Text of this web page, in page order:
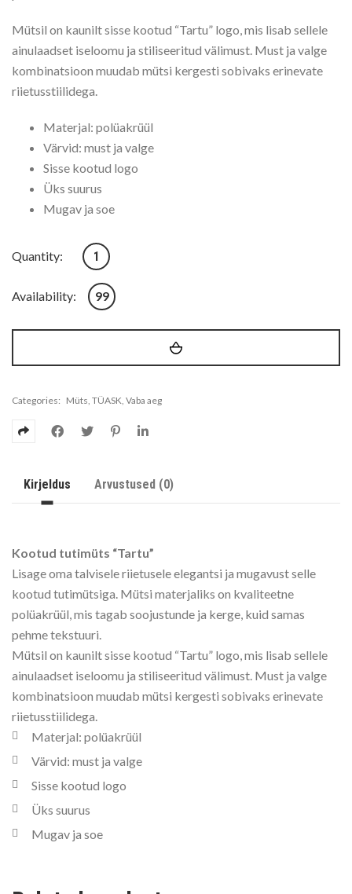
Mütsil on kaunilt sisse kootud “Tartu” logo, mis lisab sellele
ainulaadset iseloomu ja stiliseeritud välimust. Must ja valge
kombinatsioon muudab mütsi kergesti sobivaks erinevate
riietusstiilidega.
Materjal: polüakrüül
Värvid: must ja valge
Sisse kootud logo
Üks suurus
Mugav ja soe
Quantity: Tutimüts "Tartu" kogus
Availability: 99
Categories: Müts TÜASK Vaba aeg
Kirjeldus Arvustused (0)
Kootud tutimüts “Tartu”
Lisage oma talvisele riietusele elegantsi ja mugavust selle
kootud tutimütsiga. Mütsi materjaliks on kvaliteetne
polüakrüül, mis tagab soojustunde ja kerge, kuid samas
pehme tekstuuri.
Mütsil on kaunilt sisse kootud “Tartu” logo, mis lisab sellele
ainulaadset iseloomu ja stiliseeritud välimust. Must ja valge
kombinatsioon muudab mütsi kergesti sobivaks erinevate
riietusstiilidega.
Materjal: polüakrüül
Värvid: must ja valge
Sisse kootud logo
Üks suurus
Mugav ja soe